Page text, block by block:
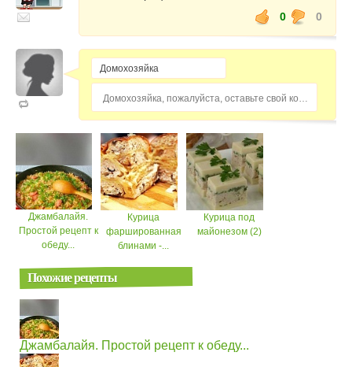
0
0
Домохозяйка, пожалуйста, оставьте свой комментарий...
Джамбалайя.
Простой рецепт к
обеду...
Курица
фаршированная
блинами -...
Курица под
майонезом (2)
Похожие рецепты
Джамбалайя. Простой рецепт к обеду...